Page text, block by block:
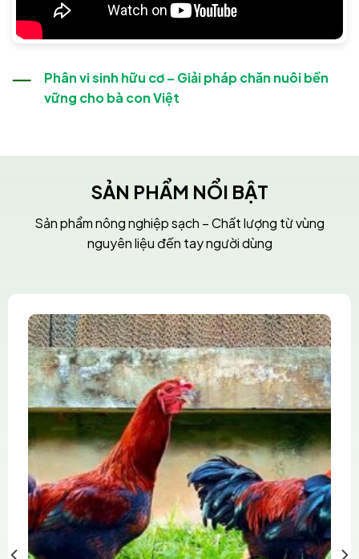
Phân vi sinh hữu cơ – Giải pháp chăn nuôi bền
vững cho bà con Việt
SẢN PHẨM NỔI BẬT
Sản phẩm nông nghiệp sạch – Chất lượng từ vùng
nguyên liệu đến tay người dùng